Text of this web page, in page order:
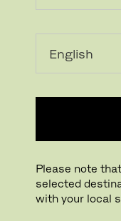
Please note
selected
with your local